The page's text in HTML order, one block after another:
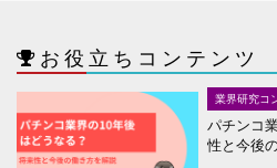
お役立ちコンテンツ
業界研究コ
パチンコ
性と今後